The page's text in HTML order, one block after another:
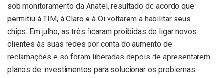
sob monitoramento da Anatel, resultado do acordo que
permitiu à TIM, à Claro e à Oi voltarem a habilitar seus
chips. Em julho, as três ficaram proibidas de ligar novos
clientes às suas redes por conta do aumento de
reclamações e só foram liberadas depois de apresentarem
planos de investimentos para solucionar os problemas.